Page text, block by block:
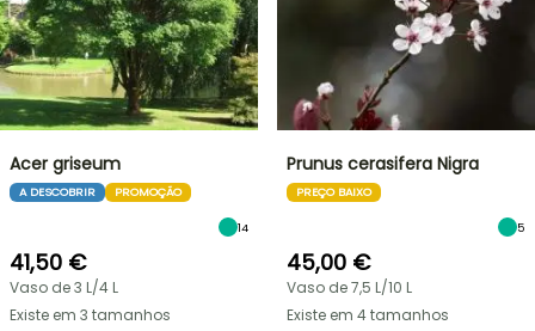
Acer griseum
A DESCOBRIR PROMOÇÃO
14
41,50 €
Vaso de 3 L/4 L
Existe em 3 tamanhos
Prunus cerasifera Nigra
PREÇO BAIXO
5
45,00 €
Vaso de 7,5 L/10 L
Existe em 4 tamanhos